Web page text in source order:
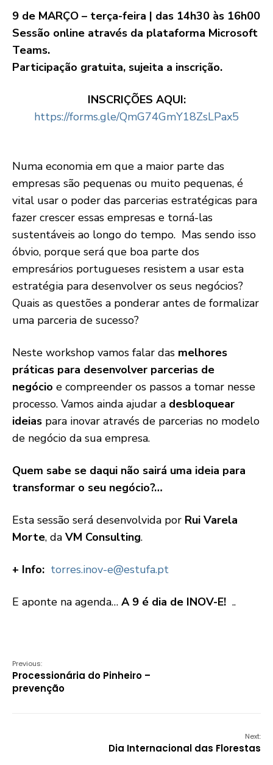
9 de MARÇO – terça-feira | das 14h30 às 16h00
Sessão online através da plataforma Microsoft
Teams.
Participação gratuita, sujeita a inscrição.
INSCRIÇÕES AQUI:
https://forms.gle/QmG74GmY18ZsLPax5
Numa economia em que a maior parte das
empresas são pequenas ou muito pequenas, é
vital usar o poder das parcerias estratégicas para
fazer crescer essas empresas e torná-las
sustentáveis ao longo do tempo. Mas sendo isso
óbvio, porque será que boa parte dos
empresários portugueses resistem a usar esta
estratégia para desenvolver os seus negócios?
Quais as questões a ponderar antes de formalizar
uma parceria de sucesso?
Neste workshop vamos falar das melhores
práticas para desenvolver parcerias de
negócio e compreender os passos a tomar nesse
processo. Vamos ainda ajudar a desbloquear
ideias para inovar através de parcerias no modelo
de negócio da sua empresa.
Quem sabe se daqui não sairá uma ideia para
transformar o seu negócio?…
Esta sessão será desenvolvida por Rui Varela
Morte, da VM Consulting.
+ Info: torres.inov-e@estufa.pt
E aponte na agenda… A 9 é dia de INOV-E! ..
Previous:
Processionária do Pinheiro –
prevenção
Next:
Dia Internacional das Florestas